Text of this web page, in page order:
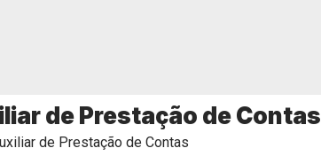
de Prestação de Contas